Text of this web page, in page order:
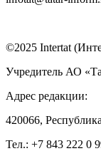
©2025 Intertat
Учредитель АО
Адрес редакции:
420066,
Тел.: +7 843 222 0